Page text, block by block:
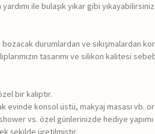
ile bulaşık yıkar gibi yıkayabilirsiniz.
bozacak durumlardan ve sıkışmalardan
tasarımı ve silikon kalitesi
bir kalıptır.
evinde konsol üstü, makyaj masası vb.
vs. özel günlerinizde hediye
şekilde üretilmiştir.